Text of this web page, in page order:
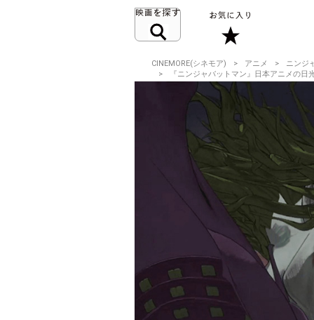
CINEMORE(シネモア) アニメ
ニンジ
『ニンジャバットマン』日本アニメの